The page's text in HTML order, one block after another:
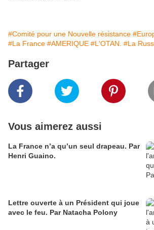
#Comité pour une Nouvelle résistance
#La France #AMERIQUE #L'OTAN. #La
Partager
Vous aimerez aussi
La France n’a qu’un seul drapeau. Par
Henri Guaino.
Lettre ouverte à un Président qui joue
avec le feu. Par Natacha Polony